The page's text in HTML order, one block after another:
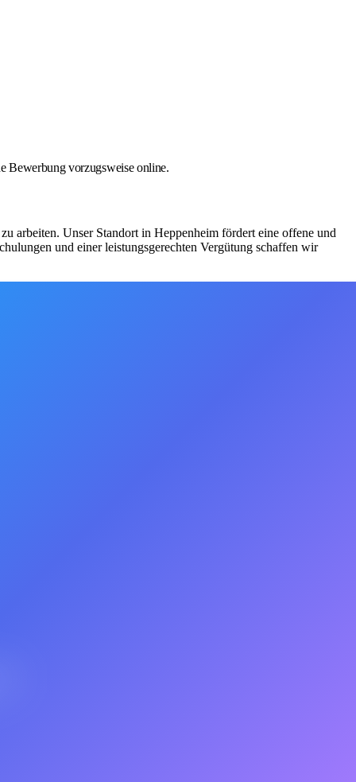
Bewerbung vorzugsweise online.
arbeiten. Unser Standort in Heppenheim fördert eine offene und
und einer leistungsgerechten Vergütung schaffen wir